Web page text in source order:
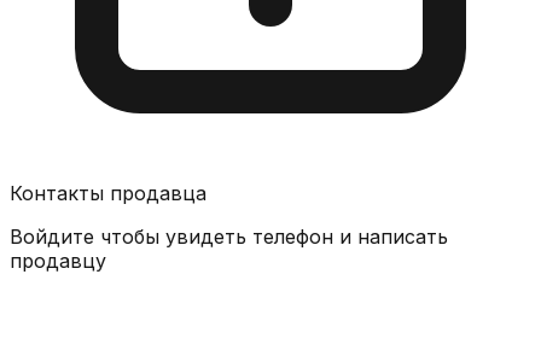
Контакты продавца
Войдите чтобы увидеть телефон и написать
продавцу